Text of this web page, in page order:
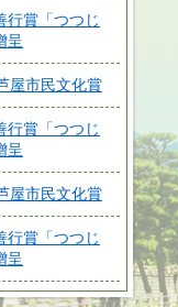
行賞「つつじ
呈
屋市民文化賞
行賞「つつじ
呈
屋市民文化賞
行賞「つつじ
呈